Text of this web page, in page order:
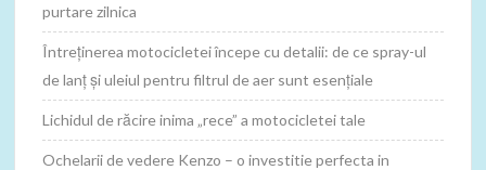
purtare zilnica
Întreținerea motocicletei începe cu detalii: de ce spray-ul
de lanț și uleiul pentru filtrul de aer sunt esențiale
Lichidul de răcire inima „rece” a motocicletei tale
Ochelarii de vedere Kenzo – o investitie perfecta in